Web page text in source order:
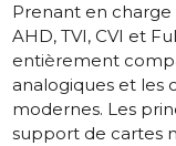
Prenant en charge
AHD, TVI, CVI et
entièrement
analogiques et les
modernes. Les
support de cartes